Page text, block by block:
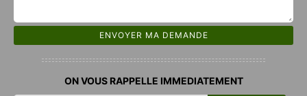
ON VOUS RAPPELLE IMMEDIATEMENT